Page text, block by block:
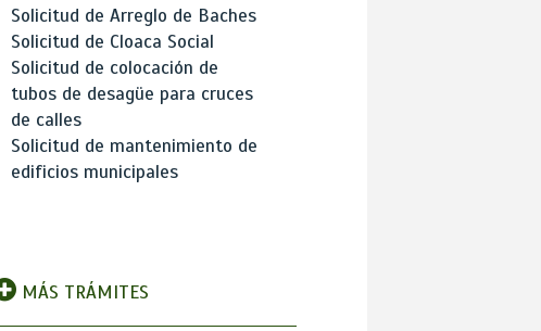
Solicitud de Arreglo de Baches
Solicitud de Cloaca Social
Solicitud de colocación de
tubos de desagüe para cruces
de calles
Solicitud de mantenimiento de
edificios municipales
MÁS TRÁMITES